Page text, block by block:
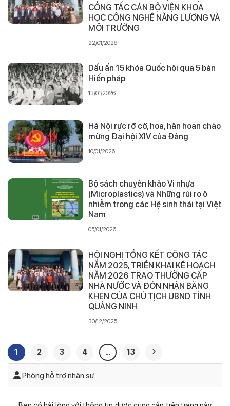
CÔNG TÁC CÁN BỘ VIỆN KHOA
HỌC CÔNG NGHỆ NĂNG LƯỢNG VÀ
MÔI TRƯỜNG
22/01/2026
Dấu ấn 15 khóa Quốc hội qua 5 bản
Hiến pháp
13/01/2026
Hà Nội rực rỡ cờ, hoa, hân hoan chào
mừng Đại hội XIV của Đảng
10/01/2026
Bộ sách chuyên khảo Vi nhựa
(Microplastics) và Những rủi ro ô
nhiễm trong các Hệ sinh thái tại Việt
Nam
05/01/2026
HỘI NGHỊ TỔNG KẾT CÔNG TÁC
NĂM 2025, TRIỂN KHAI KẾ HOẠCH
NĂM 2026 TRAO THƯỞNG CẤP
NHÀ NƯỚC VÀ ĐÓN NHẬN BẰNG
KHEN CỦA CHỦ TỊCH UBND TỈNH
QUẢNG NINH
30/12/2025
1 2 3 4 … 13
Phòng hỗ trợ nhân sự